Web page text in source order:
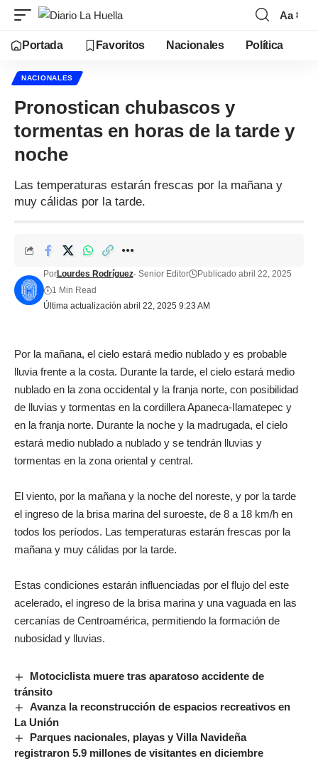
Aa
Portada Favoritos Nacionales Política
NACIONALES
Pronostican chubascos y
tormentas en horas de la tarde y
noche
Las temperaturas estarán frescas por la mañana y
muy cálidas por la tarde.
Última actualización abril 22, 2025 9:23 AM
PorLourdes Rodríguez- Senior Editor
Publicado abril 22, 2025
1 Min Read
Por la mañana, el cielo estará medio nublado y es probable
lluvia frente a la costa. Durante la tarde, el cielo estará medio
nublado en la zona occidental y la franja norte, con posibilidad
de lluvias y tormentas en la cordillera Apaneca-Ilamatepec y
en la franja norte. Durante la noche y la madrugada, el cielo
estará medio nublado a nublado y se tendrán lluvias y
tormentas en la zona oriental y central.
El viento, por la mañana y la noche del noreste, y por la tarde
el ingreso de la brisa marina del suroeste, de 8 a 18 km/h en
todos los períodos. Las temperaturas estarán frescas por la
mañana y muy cálidas por la tarde.
Estas condiciones estarán influenciadas por el flujo del este
acelerado, el ingreso de la brisa marina y una vaguada en las
cercanías de Centroamérica, permitiendo la formación de
nubosidad y lluvias.
Motociclista muere tras aparatoso accidente de
tránsito
Avanza la reconstrucción de espacios recreativos en
La Unión
Parques nacionales, playas y Villa Navideña
registraron 5.9 millones de visitantes en diciembre